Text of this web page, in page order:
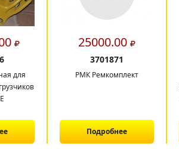
для
25000.00
3701871
РМК Ремкомплект
Подробнее